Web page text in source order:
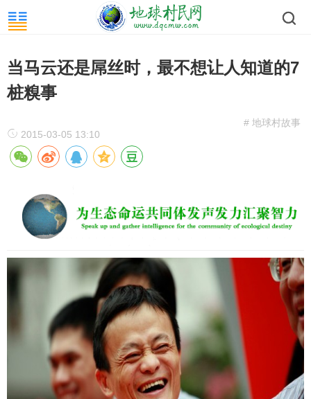
当马云还是屌丝时，最不想让人知道的7
桩糗事
# 地球村故事
2015-03-05 13:10